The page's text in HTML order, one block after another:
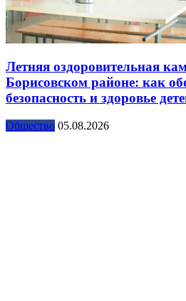
Летняя оздоровительная
Борисовском районе: как
безопасность и здоровье
Общество 05.08.2026